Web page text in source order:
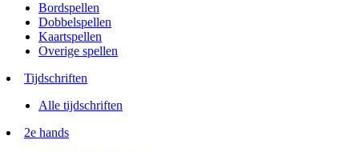
Bordspellen
Dobbelspellen
Kaartspellen
Overige spellen
Tijdschriften
Alle tijdschriften
2e hands